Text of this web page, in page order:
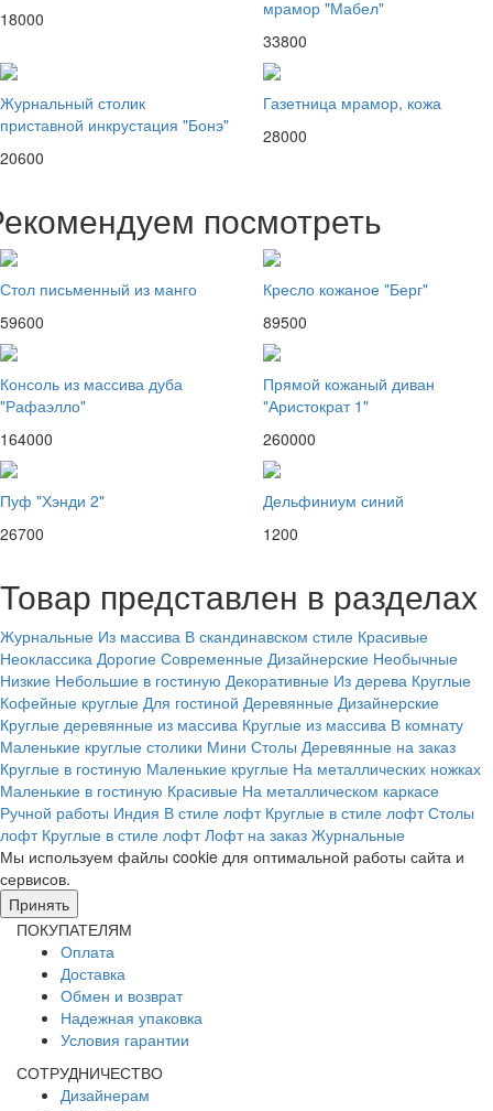
18000
мрамор "Мабел"
33800
Журнальный столик
приставной инкрустация "Бонэ"
20600
Газетница мрамор, кожа
28000
посмотреть
Стол письменный из манго
59600
Кресло кожаное "Берг"
89500
Консоль из массива дуба
"Рафаэлло"
164000
Прямой кожаный диван
"Аристократ 1"
260000
Пуф "Хэнди 2"
26700
Дельфиниум синий
1200
Товар представлен в разделах
Журнальные Из массива В скандинавском стиле Красивые
Неоклассика Дорогие Современные Дизайнерские Необычные
Низкие Небольшие в гостиную Декоративные Из дерева Круглые
Кофейные круглые Для гостиной Деревянные Дизайнерские
Круглые деревянные из массива Круглые из массива В комнату
Маленькие круглые столики Мини Столы Деревянные на заказ
Круглые в гостиную Маленькие круглые На металлических ножках
Маленькие в гостиную Красивые На металлическом каркасе
Ручной работы Индия В стиле лофт Круглые в стиле лофт Столы
лофт Круглые в стиле лофт Лофт на заказ Журнальные
Мы используем файлы cookie для оптимальной работы сайта и
сервисов.
Принять
ПОКУПАТЕЛЯМ
Оплата
Доставка
Обмен и возврат
Надежная упаковка
Условия гарантии
СОТРУДНИЧЕСТВО
Дизайнерам